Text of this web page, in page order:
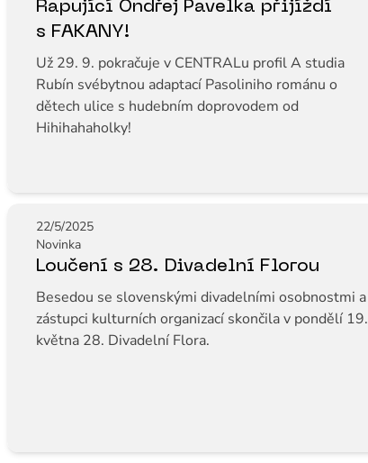
Rapující Ondřej Pavelka přijíždí
s FAKANY!
Už 29. 9. pokračuje v CENTRALu profil A studia
Rubín svébytnou adaptací Pasoliniho románu o
dětech ulice s hudebním doprovodem od
Hihihahaholky!
22/5/2025
Novinka
Loučení s 28. Divadelní Florou
Besedou se slovenskými divadelními osobnostmi a
zástupci kulturních organizací skončila v pondělí 19.
května 28. Divadelní Flora.